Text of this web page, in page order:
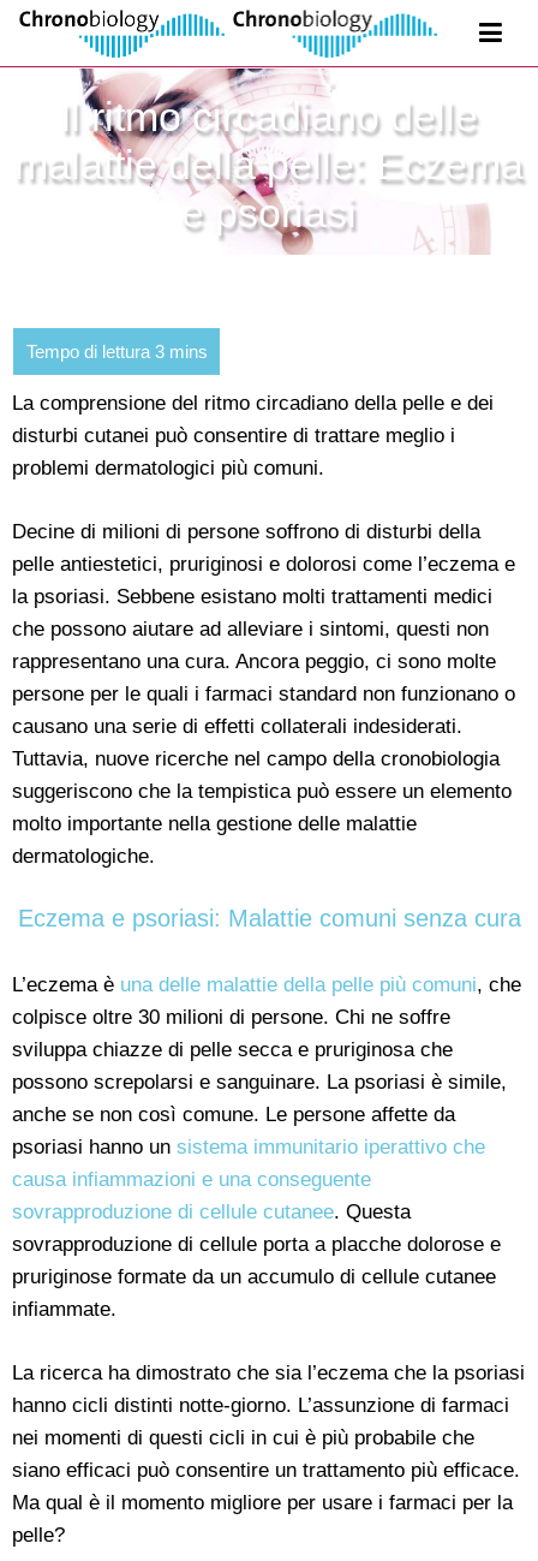
Il ritmo circadiano delle
malattie della pelle: Eczema
e psoriasi
La comprensione del ritmo circadiano della pelle e dei
disturbi cutanei può consentire di trattare meglio i
problemi dermatologici più comuni.
Decine di milioni di persone soffrono di disturbi della
pelle antiestetici, pruriginosi e dolorosi come l’eczema e
la psoriasi. Sebbene esistano molti trattamenti medici
che possono aiutare ad alleviare i sintomi, questi non
rappresentano una cura. Ancora peggio, ci sono molte
persone per le quali i farmaci standard non funzionano o
causano una serie di effetti collaterali indesiderati.
Tuttavia, nuove ricerche nel campo della cronobiologia
suggeriscono che la tempistica può essere un elemento
molto importante nella gestione delle malattie
dermatologiche.
Eczema e psoriasi: Malattie comuni senza cura
L’eczema è una delle malattie della pelle più comuni, che
colpisce oltre 30 milioni di persone. Chi ne soffre
sviluppa chiazze di pelle secca e pruriginosa che
possono screpolarsi e sanguinare. La psoriasi è simile,
anche se non così comune. Le persone affette da
psoriasi hanno un sistema immunitario iperattivo che
causa infiammazioni e una conseguente
sovrapproduzione di cellule cutanee. Questa
sovrapproduzione di cellule porta a placche dolorose e
pruriginose formate da un accumulo di cellule cutanee
infiammate.
La ricerca ha dimostrato che sia l’eczema che la psoriasi
hanno cicli distinti notte-giorno. L’assunzione di farmaci
nei momenti di questi cicli in cui è più probabile che
siano efficaci può consentire un trattamento più efficace.
Ma qual è il momento migliore per usare i farmaci per la
pelle?